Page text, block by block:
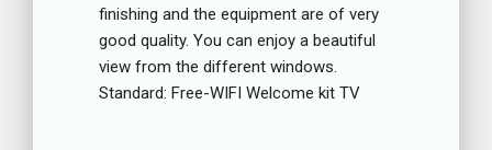
finishing and the equipment are of very
good quality. You can enjoy a beautiful
view from the different windows.
Standard: Free-WIFI Welcome kit TV